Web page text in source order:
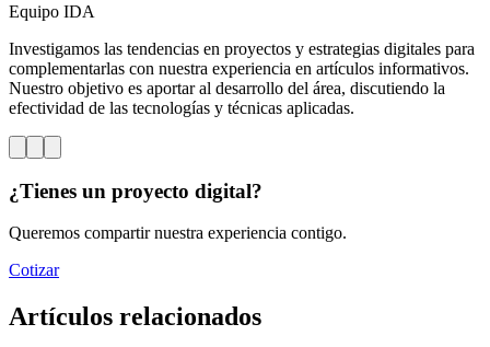
Equipo IDA
Investigamos las tendencias en proyectos y estrategias digitales para
complementarlas con nuestra experiencia en artículos informativos.
Nuestro objetivo es aportar al desarrollo del área, discutiendo la
efectividad de las tecnologías y técnicas aplicadas.
¿Tienes un proyecto digital?
Queremos compartir nuestra experiencia contigo.
Cotizar
Artículos relacionados